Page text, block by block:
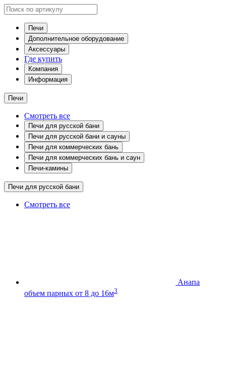
Печи
Дополнительное оборудование
Аксессуары
Где купить
Компания
Информация
Печи
Смотреть все
Печи для русской бани
Печи для русской бани и сауны
Печи для коммерческих бань
Печи для коммерческих бань и саун
Печи-камины
Печи для русской бани
Смотреть все
Анапа
объем парных от 8 до 16м3